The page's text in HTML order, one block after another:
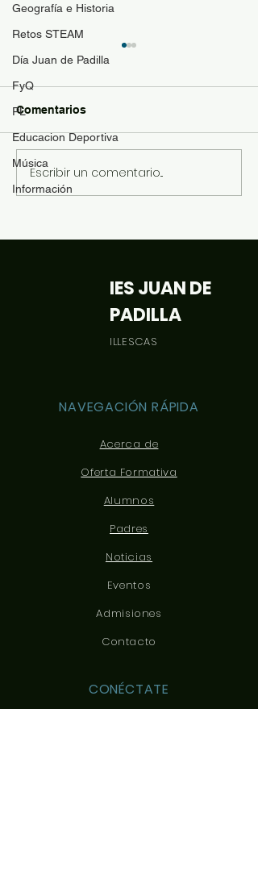
Geografía e Historia
Retos STEAM
Día Juan de Padilla
FyQ
PL
Educacion Deportiva
Música
Información
Revista "El Comunero"
nº31-2026
Comentarios
Escribir un comentario...
IES JUAN DE
PADILLA
ILLESCAS
NAVEGACIÓN RÁPIDA
Acerca de
Oferta Formativa
Alumnos
Padres
Noticias
Eventos
Admisiones
Contacto
CONÉCTATE